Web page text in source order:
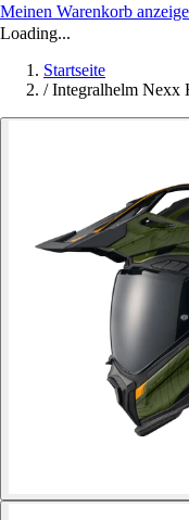
Meinen Warenkorb
Loading...
Startseite
/ Integralhelm Nexx